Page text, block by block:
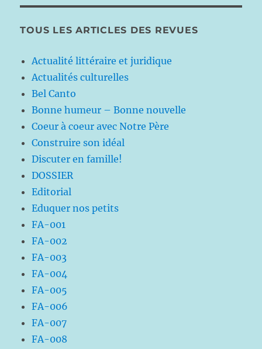
TOUS LES ARTICLES DES REVUES
Actualité littéraire et juridique
Actualités culturelles
Bel Canto
Bonne humeur – Bonne nouvelle
Coeur à coeur avec Notre Père
Construire son idéal
Discuter en famille!
DOSSIER
Editorial
Eduquer nos petits
FA-001
FA-002
FA-003
FA-004
FA-005
FA-006
FA-007
FA-008